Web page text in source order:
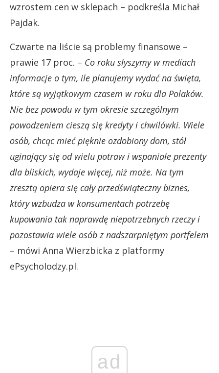
wzrostem cen w sklepach – podkreśla Michał
Pajdak.
Czwarte na liście są problemy finansowe –
prawie 17 proc. – Co roku słyszymy w mediach
informacje o tym, ile planujemy wydać na święta,
które są wyjątkowym czasem w roku dla Polaków.
Nie bez powodu w tym okresie szczególnym
powodzeniem cieszą się kredyty i chwilówki. Wiele
osób, chcąc mieć pięknie ozdobiony dom, stół
uginający się od wielu potraw i wspaniałe prezenty
dla bliskich, wydaje więcej, niż może. Na tym
zresztą opiera się cały przedświąteczny biznes,
który wzbudza w konsumentach potrzebę
kupowania tak naprawdę niepotrzebnych rzeczy i
pozostawia wiele osób z nadszarpniętym portfelem
– mówi Anna Wierzbicka z platformy
ePsycholodzy.pl.
ad